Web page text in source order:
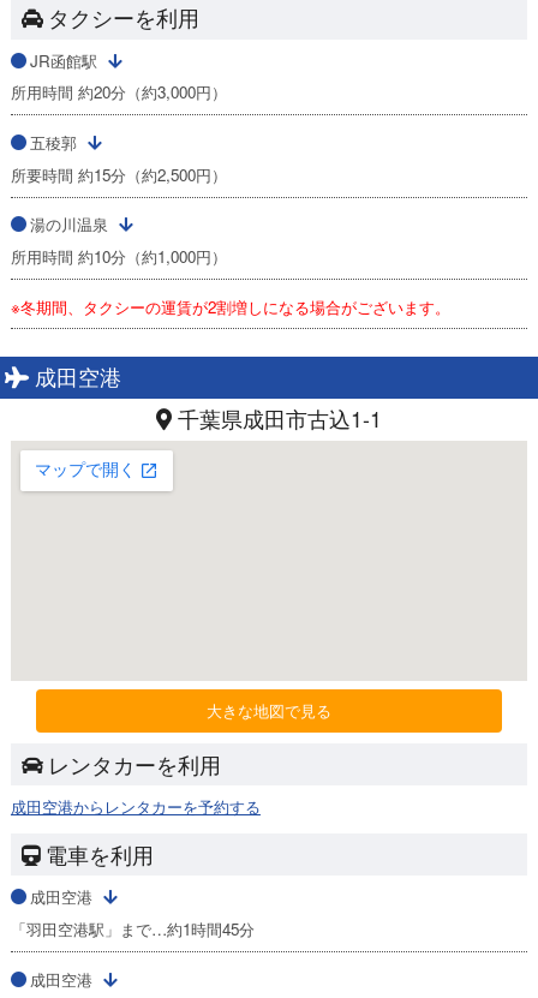
タクシーを利用
JR函館駅
所用時間 約20分（約3,000円）
五稜郭
所要時間 約15分（約2,500円）
湯の川温泉
所用時間 約10分（約1,000円）
※冬期間、タクシーの運賃が2割増しになる場合がございます。
成田空港
千葉県成田市古込1-1
大きな地図で見る
レンタカーを利用
成田空港からレンタカーを予約する
電車を利用
成田空港
「羽田空港駅」まで…約1時間45分
成田空港